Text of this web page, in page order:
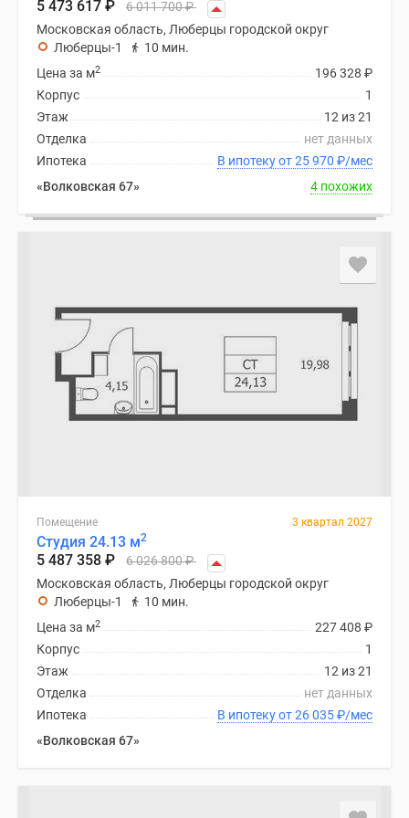
5 473 617 ₽ 6 011 700₽
Московская область, Люберцы городской округ
Люберцы-1
10 мин.
196 328 ₽
Цена за м2
1
Корпус
12 из 21
Этаж
нет данных
Отделка
В ипотеку от 25 970 ₽/мес
Ипотека
«Волковская 67»
4 похожих
Помещение 3 квартал 2027
Студия 24.13 м2
5 487 358 ₽ 6 026 800₽
Московская область, Люберцы городской округ
Люберцы-1
10 мин.
227 408 ₽
Цена за м2
1
Корпус
12 из 21
Этаж
нет данных
Отделка
В ипотеку от 26 035₽/мес
Ипотека
«Волковская 67»